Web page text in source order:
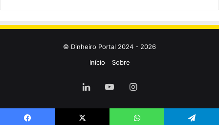
© Dinheiro Portal 2024 - 2026
Início
Sobre
LinkedinYouTubeInstagram